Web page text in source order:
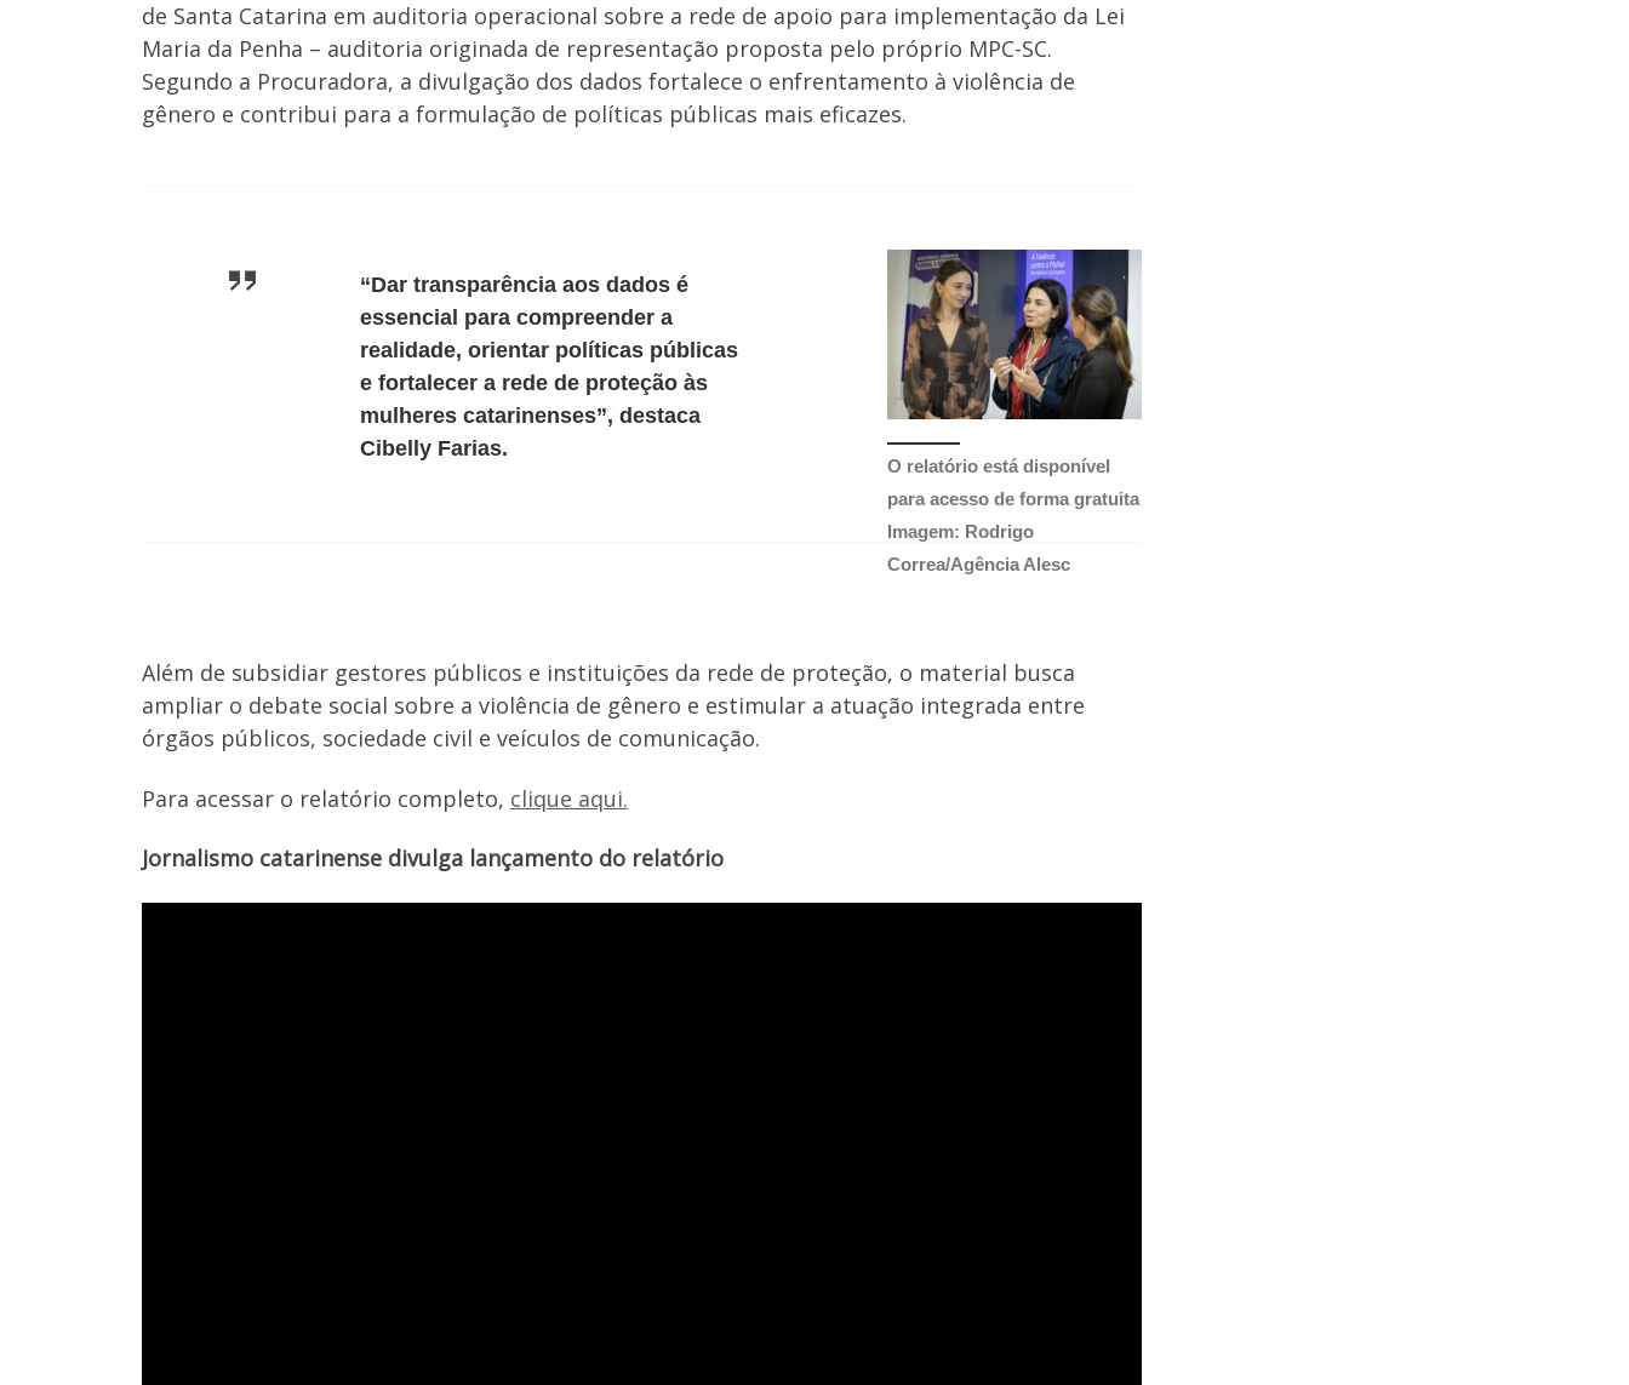
de Santa Catarina em auditoria operacional sobre a rede de apoio para implementação da Lei
Maria da Penha – auditoria originada de representação proposta pelo próprio MPC-SC.
Segundo a Procuradora, a divulgação dos dados fortalece o enfrentamento à violência de
gênero e contribui para a formulação de políticas públicas mais eficazes.
O relatório está disponível
para acesso de forma gratuita
Imagem: Rodrigo
Correa/Agência Alesc
“Dar transparência aos dados é
essencial para compreender a
realidade, orientar políticas públicas
e fortalecer a rede de proteção às
mulheres catarinenses”, destaca
Cibelly Farias.
Além de subsidiar gestores públicos e instituições da rede de proteção, o material busca
ampliar o debate social sobre a violência de gênero e estimular a atuação integrada entre
órgãos públicos, sociedade civil e veículos de comunicação.
Para acessar o relatório completo, clique aqui.
Jornalismo catarinense divulga lançamento do relatório